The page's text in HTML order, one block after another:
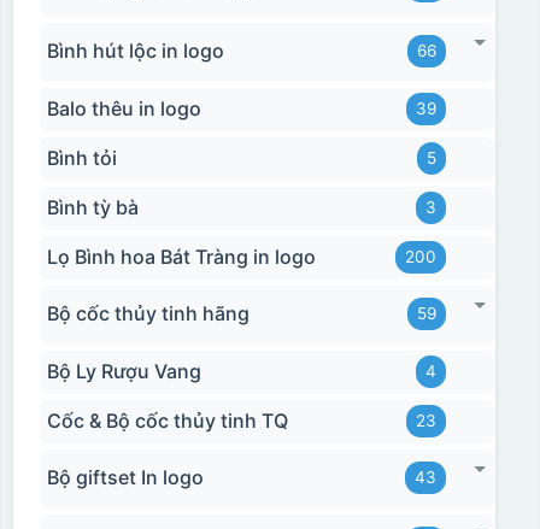
Bình hút lộc in logo 66
Balo thêu in logo 39
Bình tỏi 5
Bình tỳ bà 3
Lọ Bình hoa Bát Tràng in logo 200
Bộ cốc thủy tinh hãng 59
Bộ Ly Rượu Vang 4
Cốc & Bộ cốc thủy tinh TQ 23
Bộ giftset In logo 43